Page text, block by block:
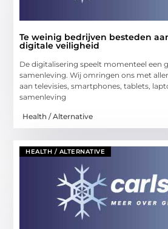
Te weinig bedrijven besteden
digitale veiligheid
De digitalisering speelt momenteel een
samenleving. Wij omringen ons met
aan televisies, smartphones, tablets,
samenleving
Health / Alternative
HEALTH / ALTERNATIVE